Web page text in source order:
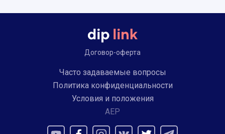
Договор-оферта
Часто задаваемые вопросы
Политика конфиденциальности
Условия и положения
AEP